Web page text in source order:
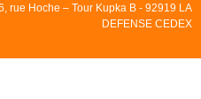
rue Hoche – Tour Kupka B - 92919 LA
DEFENSE CEDEX